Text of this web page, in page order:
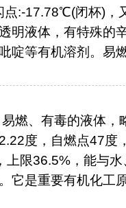
:-17.78℃(闭杯)，
明液体，有特殊的
啶等有机溶剂。易
燃、有毒的液体，
度，自燃点47度
上限36.5%，能与
它是重要有机化工